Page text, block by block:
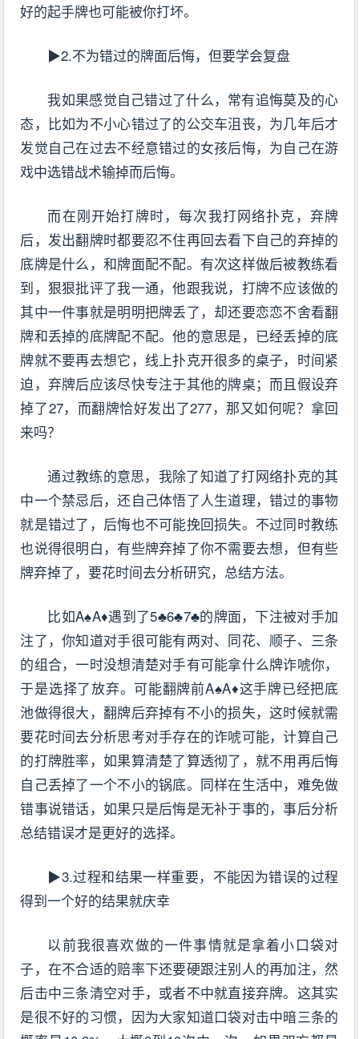
好的起手牌也可能被你打坏。
▶2.不为错过的牌面后悔，但要学会复盘
我如果感觉自己错过了什么，常有追悔莫及的心
态，比如为不小心错过了的公交车沮丧，为几年后才
发觉自己在过去不经意错过的女孩后悔，为自己在游
戏中选错战术输掉而后悔。
而在刚开始打牌时，每次我打网络扑克，弃牌
后，发出翻牌时都要忍不住再回去看下自己的弃掉的
底牌是什么，和牌面配不配。有次这样做后被教练看
到，狠狠批评了我一通，他跟我说，打牌不应该做的
其中一件事就是明明把牌丢了，却还要恋恋不舍看翻
牌和丢掉的底牌配不配。他的意思是，已经丢掉的底
牌就不要再去想它，线上扑克开很多的桌子，时间紧
迫，弃牌后应该尽快专注于其他的牌桌；而且假设弃
掉了27，而翻牌恰好发出了277，那又如何呢？拿回
来吗？
通过教练的意思，我除了知道了打网络扑克的其
中一个禁忌后，还自己体悟了人生道理，错过的事物
就是错过了，后悔也不可能挽回损失。不过同时教练
也说得很明白，有些牌弃掉了你不需要去想，但有些
牌弃掉了，要花时间去分析研究，总结方法。
比如A♠A♦遇到了5♣6♣7♣的牌面，下注被对手加
注了，你知道对手很可能有两对、同花、顺子、三条
的组合，一时没想清楚对手有可能拿什么牌诈唬你，
于是选择了放弃。可能翻牌前A♠A♦这手牌已经把底
池做得很大，翻牌后弃掉有不小的损失，这时候就需
要花时间去分析思考对手存在的诈唬可能，计算自己
的打牌胜率，如果算清楚了算透彻了，就不用再后悔
自己丢掉了一个不小的锅底。同样在生活中，难免做
错事说错话，如果只是后悔是无补于事的，事后分析
总结错误才是更好的选择。
▶3.过程和结果一样重要，不能因为错误的过程
得到一个好的结果就庆幸
以前我很喜欢做的一件事情就是拿着小口袋对
子，在不合适的赔率下还要硬跟注别人的再加注，然
后击中三条清空对手，或者不中就直接弃牌。这其实
是很不好的习惯，因为大家知道口袋对击中暗三条的